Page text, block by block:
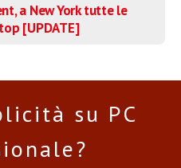
a New York tutte le
[UPDATE]
su PC